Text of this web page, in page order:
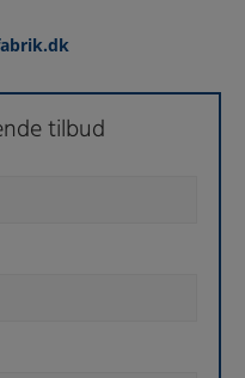
tilbud